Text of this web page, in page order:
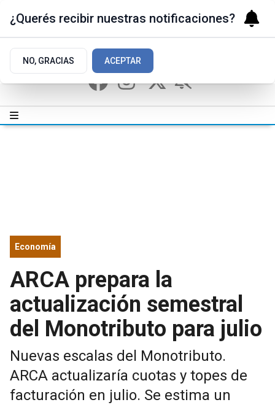
Economía
ARCA prepara la
actualización semestral
del Monotributo para julio
Nuevas escalas del Monotributo.
ARCA actualizaría cuotas y topes de
facturación en julio. Se estima un
¿Querés recibir nuestras notificaciones?
NO, GRACIAS ACEPTAR